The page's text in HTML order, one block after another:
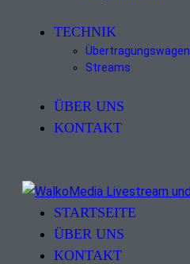
TECHNIK
Übertragungswagen
Streams
ÜBER UNS
KONTAKT
STARTSEITE
ÜBER UNS
KONTAKT